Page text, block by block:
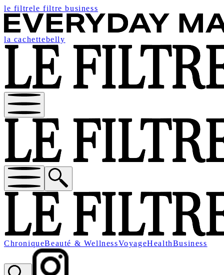
le filtrele filtre business
la cachettebelly
ChroniqueBeauté & WellnessVoyageHealthBusiness